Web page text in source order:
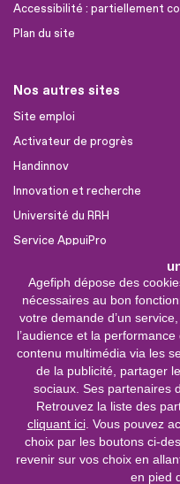
Agefiph dépose des
nécessaires au bon
votre demande d’un
l’audience et la
contenu multimédia via les
de la publicité, partager
sociaux. Ses partenaires
Retrouvez la liste des
cliquant ici. Vous pouvez
choix par les boutons ci-
revenir sur vos choix en
en pied
Accessibilité : partiellement
Plan du site
Nos autres sites
Site emploi
Activateur de progrès
Handinnov
Innovation et recherche
Université du RRH
Service AppuiPro
Nous suivre
Youtube
Linkedin
Facebook
0 800 11 10 09